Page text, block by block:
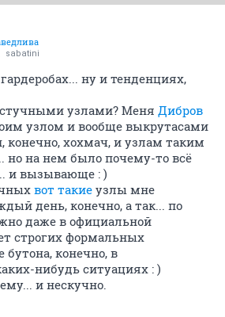
sabatini
ну и тенденциях,
узлами? Меня Дибров
узлом и вообще выкрутасами
конечно, хохмач, и узлам таким
но на нем было почему-то всё
и вызывающе : )
вот такие узлы мне
день, конечно, а так... по
даже в официальной
строгих формальных
бутона, конечно, в
нибудь ситуациях : )
и нескучно.